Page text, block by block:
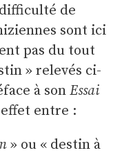
de
sont ici
pas du tout
» relevés ci-
à sonEssai
entre :
» ou « destin à